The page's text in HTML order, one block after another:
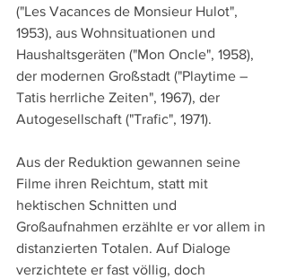
("Les Vacances de Monsieur Hulot",
1953), aus Wohnsituationen und
Haushaltsgeräten ("Mon Oncle", 1958),
der modernen Großstadt ("Playtime –
Tatis herrliche Zeiten", 1967), der
Autogesellschaft ("Trafic", 1971).
Aus der Reduktion gewannen seine
Filme ihren Reichtum, statt mit
hektischen Schnitten und
Großaufnahmen erzählte er vor allem in
distanzierten Totalen. Auf Dialoge
verzichtete er fast völlig, doch